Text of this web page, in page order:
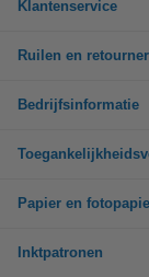
Klantenservice
Ruilen en
Bedrijfsinformatie
Papier en
Inktpatronen